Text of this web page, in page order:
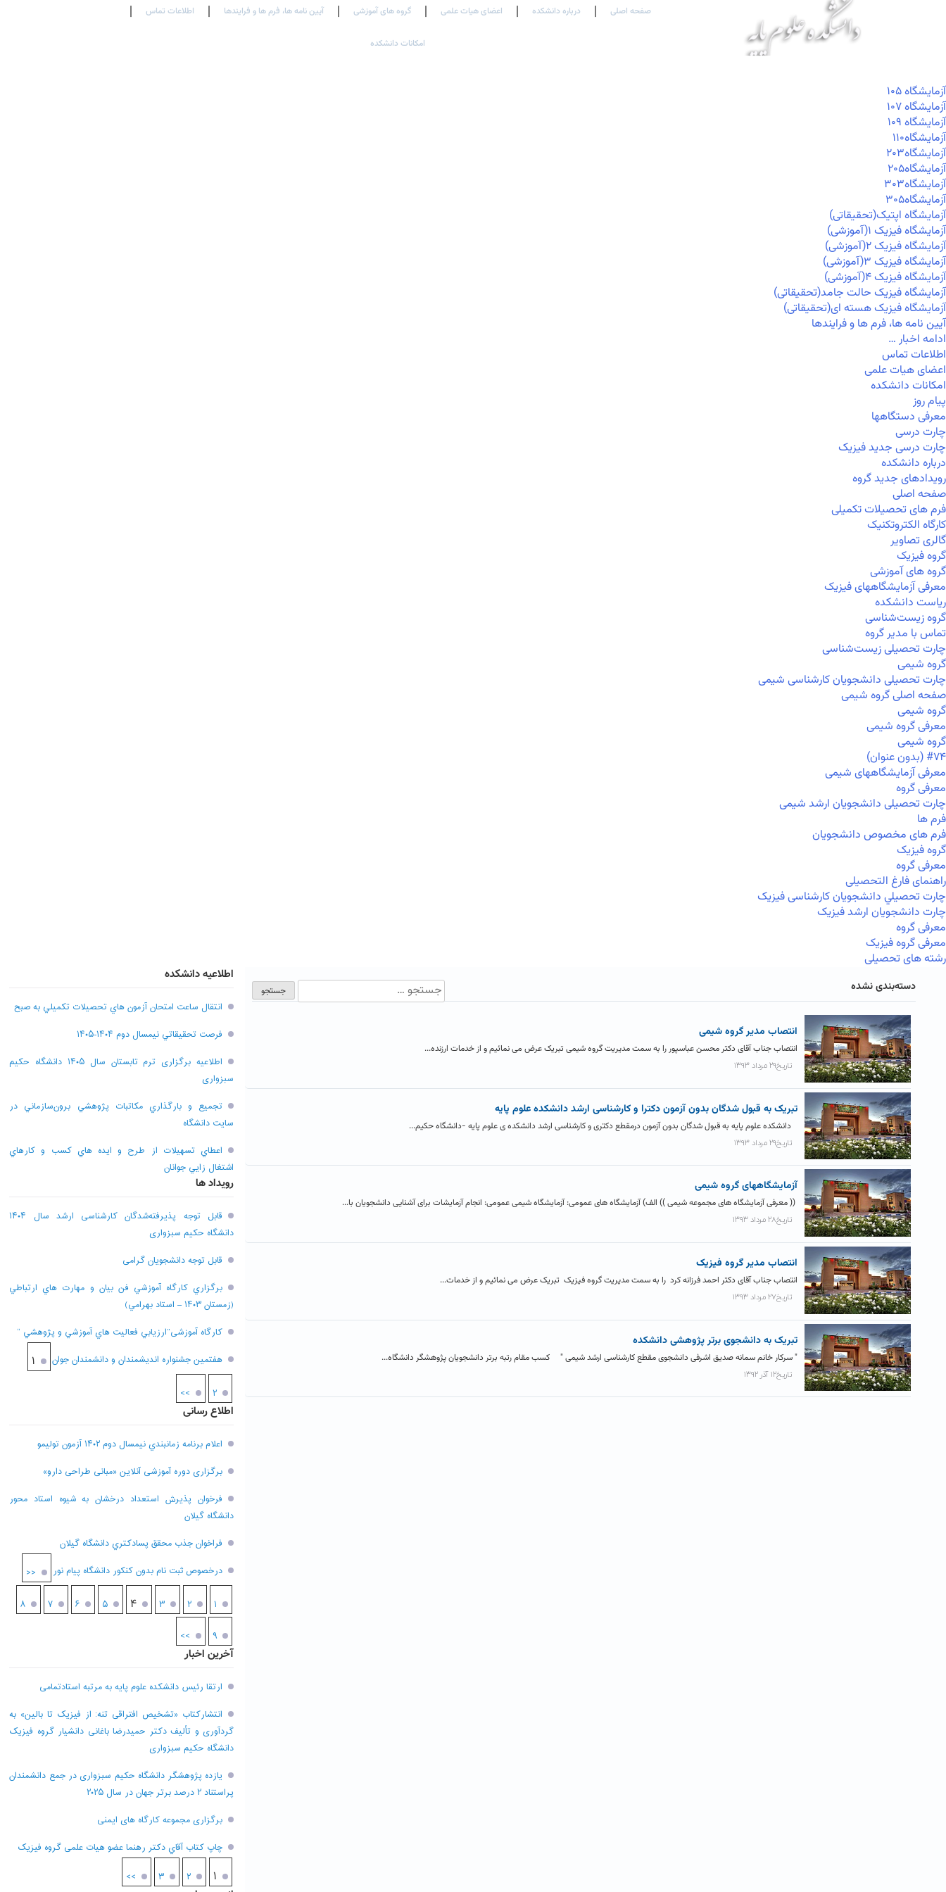
صفحه اصلی درباره دانشکده اعضای هیات علمی گروه های آموزشی آیین نامه ها، فرم ها و فرایندها اطلاعات تماس
امکانات دانشکده
آزمايشگاه ۱۰۵
آزمايشگاه ۱۰۷
آزمايشگاه ۱۰۹
آزمايشگاه۱۱۰
آزمايشگاه۲۰۳
آزمايشگاه۲۰۵
آزمايشگاه۳۰۳
آزمايشگاه۳۰۵
آزمایشگاه اپتیک(تحقیقاتی)
آزمایشگاه فیزیک ۱(آموزشی)
آزمایشگاه فیزیک ۲(آموزشی)
آزمایشگاه فیزیک ۳(آموزشی)
آزمایشگاه فیزیک ۴(آموزشی)
آزمایشگاه فیزیک حالت جامد(تحقیقاتی)
آزمایشگاه فیزیک هسته ای(تحقیقاتی)
آیین نامه ها، فرم ها و فرایندها
ادامه اخبار …
اطلاعات تماس
اعضای هیات علمی
امکانات دانشکده
پیام روز
معرفی دستگاهها
چارت درسی
چارت درسی جدید فیزیک
درباره دانشکده
رویدادهای جدید گروه
صفحه اصلی
فرم های تحصیلات تکمیلی
کارگاه الکتروتکنیک
گالری تصاویر
گروه فیزیک
گروه های آموزشی
معرفی آزمایشگاههای فیزیک
ریاست دانشکده
گروه زیست‌شناسی
تماس با مدیر گروه
چارت تحصیلی زیست‌شناسی
گروه شیمی
چارت تحصیلی دانشجویان کارشناسی شیمی
صفحه اصلی گروه شیمی
گروه شیمی
معرفی گروه شیمی
گروه شیمی
#۷۴ (بدون عنوان)
معرفی آزمایشگاههای شیمی
معرفی گروه
چارت تحصیلی دانشجویان ارشد شیمی
فرم ها
فرم های مخصوص دانشجویان
گروه فیزیک
معرفی گروه
راهنمای فارغ التحصیلی
چارت تحصيلي دانشجویان کارشناسی فیزیک
چارت دانشجویان ارشد فیزیک
معرفی گروه
معرفی گروه فیزیک
رشته های تحصیلی
دسته‌بندی نشده
انتصاب مدیر گروه شیمی
انتصاب جناب آقای دکتر محسن عباسپور را به سمت مدیریت گروه شیمی تبریک عرض می نمائیم و از خدمات ارزنده...
تاریخ۲۹ مرداد ۱۳۹۳
تبریک به قبول شدگان بدون آزمون دکترا و کارشناسی ارشد دانشکده علوم پایه
دانشکده علوم پایه به قبول شدگان بدون آزمون درمقطع دکتری و کارشناسی ارشد دانشکده ی علوم پایه -دانشگاه حکیم...
تاریخ۲۹ مرداد ۱۳۹۳
آزمایشگاههای گروه شیمی
(( معرفی آزمایشگاه های مجموعه شیمی )) الف) آزمایشگاه های عمومی: آزمایشگاه شیمی عمومی: انجام آزمایشات برای آشنایی دانشجویان با...
تاریخ۲۸ مرداد ۱۳۹۳
انتصاب مدیر گروه فیزیک
انتصاب جناب آقای دکتر احمد فرزانه کرد را به سمت مدیریت گروه فیزیک تبریک عرض می نمائیم و از خدمات...
تاریخ۲۷ مرداد ۱۳۹۳
تبریک به دانشجوی برتر پژوهشی دانشکده
" سرکار خانم سمانه صدیق اشرفی دانشجوی مقطع کارشناسی ارشد شیمی " کسب مقام رتبه برتر دانشجویان پژوهشگر دانشگاه...
تاریخ۱۲ آذر ۱۳۹۲
اطلاعیه دانشکده
انتقال ساعت امتحان آزمون هاي تحصيلات تکميلي به صبح
فرصت تحقيقاتي نیمسال دوم ۱۴۰۴-۱۴۰۵
اطلاعیه برگزاری ترم تابستان سال ۱۴۰۵ دانشگاه حکیم
سبزواری
تجميع و بارگذاري مکاتبات پژوهشي برون‌سازماني در
سايت دانشگاه
اعطاي تسهيلات از طرح و ايده هاي کسب و کارهاي
اشتغال زايي جوانان
رویداد ها
قابل توجه پذیرفته‌شدگان کارشناسی ارشد سال ۱۴۰۴
دانشگاه حکیم سبزواری
قابل توجه دانشجویان گرامی
برگزاري کارگاه آموزشي فن بيان و مهارت هاي ارتباطي
(زمستان ۱۴۰۳ – استاد بهرامي)
کارگاه آموزشی”ارزيابي فعاليت هاي آموزشي و پژوهشي “
هفتمين جشنواره انديشمندان و دانشمندان جوان
۱
۲ >>
اطلاع رسانی
اعلام برنامه زمانبندي نيمسال دوم ۱۴۰۲ آزمون توليمو
برگزاری دوره آموزشی آنلاین «مبانی طراحی دارو»
فرخوان پذيرش استعداد درخشان به شيوه استاد محور
دانشگاه گيلان
فراخوان جذب محقق پسادکتري دانشگاه گيلان
درخصوص ثبت نام بدون کنکور دانشگاه پیام نور
<<
۱ ۲ ۳ ۴ ۵ ۶ ۷ ۸
۹ >>
آخرین اخبار
ارتقا رئیس دانشکده علوم پایه به مرتبه استادتمامی
انتشارکتاب «تشخیص افتراقی تنه: از فیزیک تا بالین» به
گردآوری و تألیف دکتر حمیدرضا باغانی دانشیار گروه فیزیک
دانشگاه حکیم سبزواری
یازده پژوهشگر دانشگاه حکیم سبزواری در جمع دانشمندان
پراستناد ۲ درصد برتر جهان در سال ۲۰۲۵
برگزاری مجموعه کارگاه های ایمنی
چاپ کتاب آقاي دکتر رهنما عضو هیات علمی گروه فیزیک
۱ ۲ ۳ >>